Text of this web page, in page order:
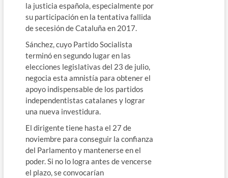
la justicia española, especialmente por
su participación en la tentativa fallida
de secesión de Cataluña en 2017.
Sánchez, cuyo Partido Socialista
terminó en segundo lugar en las
elecciones legislativas del 23 de julio,
negocia esta amnistía para obtener el
apoyo indispensable de los partidos
independentistas catalanes y lograr
una nueva investidura.
El dirigente tiene hasta el 27 de
noviembre para conseguir la confianza
del Parlamento y mantenerse en el
poder. Si no lo logra antes de vencerse
el plazo, se convocarían